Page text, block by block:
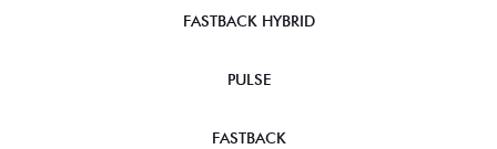
FASTBACK HYBRID
PULSE
FASTBACK